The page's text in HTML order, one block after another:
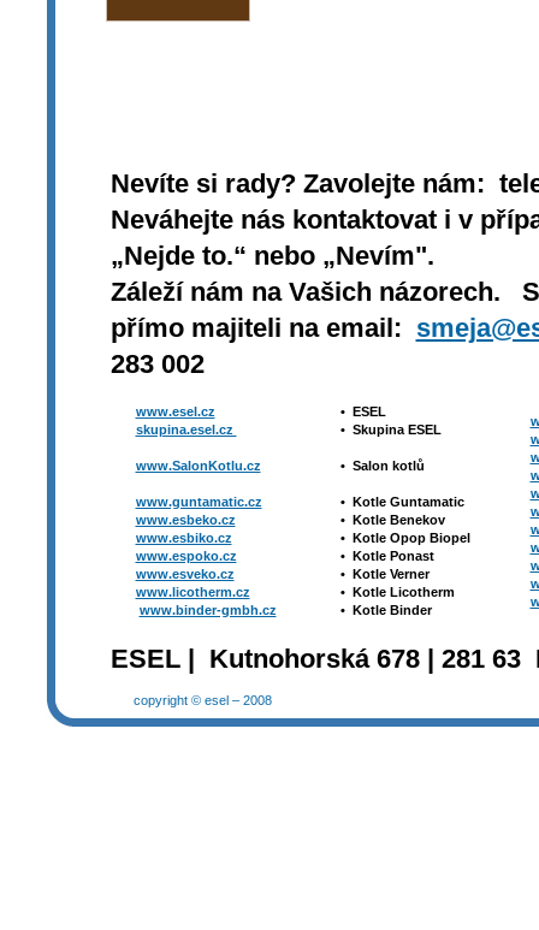
Nevíte si rady? Zavolejte nám:
Neváhejte nás kontaktovat i v
„Nejde to.“ nebo „Nevím".
Záleží nám na Vašich názorech.
přímo majiteli na email:
283 002
www.esel.cz
skupina.esel.cz
www.SalonKotlu.cz
www.guntamatic.cz
www.esbeko.cz
www.esbiko.cz
www.espoko.cz
www.esveko.cz
www.licotherm.cz
www.binder-gmbh.cz
• ESEL
• Skupina ESEL
• Salon kotlů
• Kotle Guntamatic
• Kotle Benekov
• Kotle Opop Biopel
• Kotle Ponast
• Kotle Verner
• Kotle Licotherm
• Kotle Binder
ESEL | Kutnohorská 678 | 281
copyright © esel – 2008